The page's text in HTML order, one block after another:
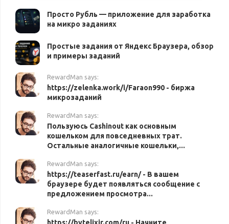
Просто Рубль — приложение для заработка
на микро заданиях
Простые задания от Яндекс Браузера, обзор
и примеры заданий
RewardMan says:
https://zelenka.work/i/Faraon990 - биржа
микрозаданий
RewardMan says:
Пользуюсь Cashinout как основным
кошельком для повседневных трат.
Остальные аналогичные кошельки,...
RewardMan says:
https://teaserfast.ru/earn/ - В вашем
браузере будет появляться сообщение с
предложением просмотра...
RewardMan says: